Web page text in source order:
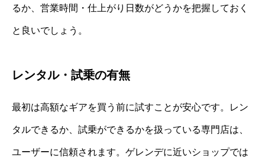
るか、営業時間・仕上がり日数がどうかを把握しておく
と良いでしょう。
レンタル・試乗の有無
最初は高額なギアを買う前に試すことが安心です。レン
タルできるか、試乗ができるかを扱っている専門店は、
ユーザーに信頼されます。ゲレンデに近いショップでは